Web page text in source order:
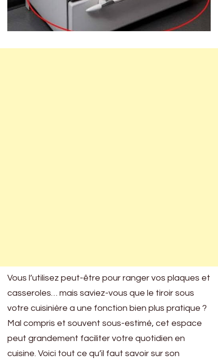
Vous l’utilisez peut-être pour ranger vos plaques et
casseroles… mais saviez-vous que le tiroir sous
votre cuisinière a une fonction bien plus pratique ?
Mal compris et souvent sous-estimé, cet espace
peut grandement faciliter votre quotidien en
cuisine. Voici tout ce qu’il faut savoir sur son